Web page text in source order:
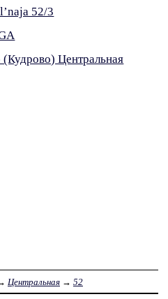
52/3
Центральная
Центральная → 52